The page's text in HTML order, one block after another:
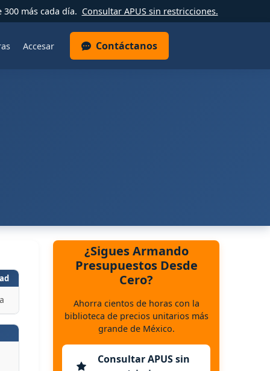
más cada día. Consultar APUS sin restricciones.
Accesar Contáctanos
¿Sigues Armando
Presupuestos Desde
Cero?
Ahorra cientos de horas con la
biblioteca de precios unitarios más
grande de México.
Consultar APUS sin